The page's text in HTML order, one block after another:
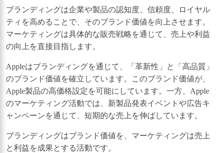
ブランディングは企業や製品の認知度、信頼度、ロイヤル
ティを高めることで、そのブランド価値を向上させます。
マーケティングは具体的な販売戦略を通じて、売上や利益
の向上を直接目指します。
Appleはブランディングを通じて、「革新性」と「高品質」
のブランド価値を確立しています。このブランド価値が、
Apple製品の高価格設定を可能にしています。一方、Apple
のマーケティング活動では、新製品発表イベントや広告キ
ャンペーンを通じて、短期的な売上を伸ばしています。
ブランディングはブランド価値を、マーケティングは売上
と利益を成果とする活動です。